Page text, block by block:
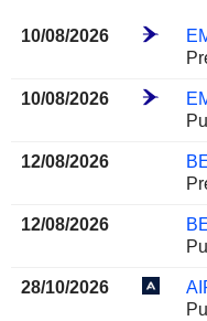
10/08/2026
10/08/2026
12/08/2026
12/08/2026
28/10/2026